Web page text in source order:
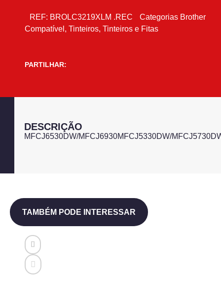
REF: BROLC3219XLM .REC Categorias Brother
Compatível , Tinteiros, Tinteiros e Fitas
PARTILHAR:
DESCRIÇÃO
MFCJ6530DW/MFCJ6930MFCJ5330DW/
TAMBÉM PODE INTERESSAR